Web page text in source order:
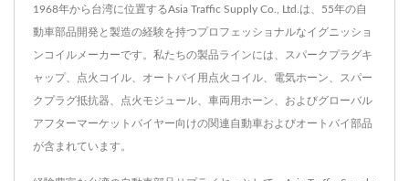
1968年から台湾に位置するAsia Traffic Supply Co., Ltd.は、55年の自
動車部品開発と製造の経験を持つプロフェッショナルなイグニッショ
ンコイルメーカーです。私たちの製品ラインには、スパークプラグキ
ャップ、点火コイル、オートバイ用点火コイル、電気ホーン、スパー
クプラグ抵抗器、点火モジュール、車両用ホーン、およびグローバル
アフターマーケットバイヤー向けの関連自動車およびオートバイ部品
が含まれています。